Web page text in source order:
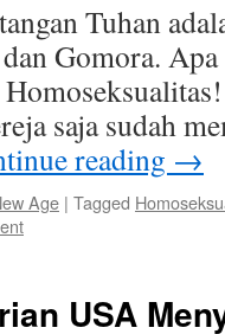
Tuhan
Gomora.
saja sudah
reading →
Age | Tagged
USA